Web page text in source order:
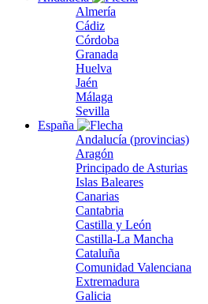
Almería
Cádiz
Córdoba
Granada
Huelva
Jaén
Málaga
Sevilla
España
Andalucía (provincias)
Aragón
Principado de Asturias
Islas Baleares
Canarias
Cantabria
Castilla y León
Castilla-La Mancha
Cataluña
Comunidad Valenciana
Extremadura
Galicia